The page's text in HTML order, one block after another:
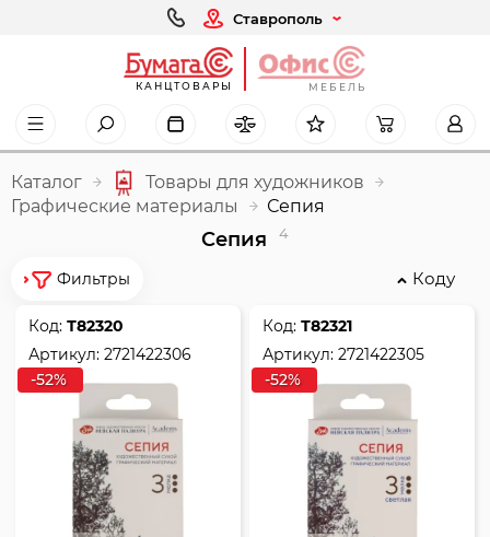
Ставрополь
КАНЦТОВАРЫ МЕБЕЛЬ
Каталог
Товары для художников
Графические материалы
Сепия
Сепия 4
Фильтры Коду
Код:Т82320
Артикул:2721422306
-52%
Код:Т82321
Артикул:2721422305
-52%